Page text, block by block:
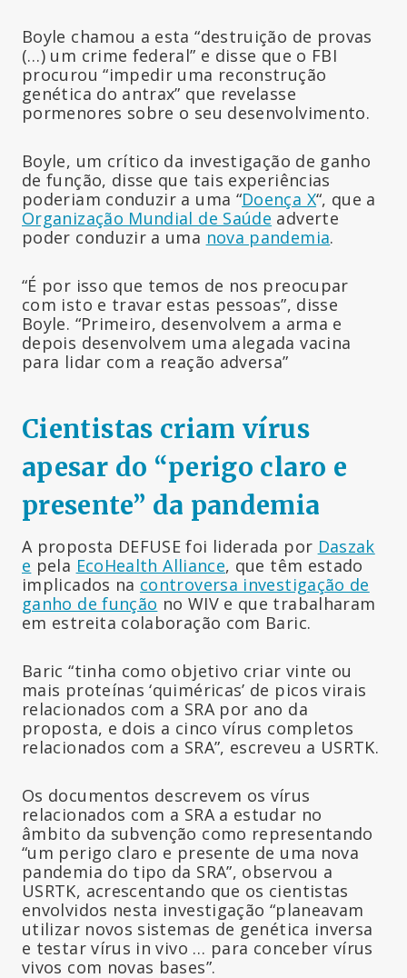
Boyle chamou a esta “destruição de provas
(…) um crime federal” e disse que o FBI
procurou “impedir uma reconstrução
genética do antrax” que revelasse
pormenores sobre o seu desenvolvimento.
Boyle, um crítico da investigação de ganho
de função, disse que tais experiências
poderiam conduzir a uma “Doença X“, que a
Organização Mundial de Saúde adverte
poder conduzir a uma nova pandemia.
“É por isso que temos de nos preocupar
com isto e travar estas pessoas”, disse
Boyle. “Primeiro, desenvolvem a arma e
depois desenvolvem uma alegada vacina
para lidar com a reação adversa”
Cientistas criam vírus
apesar do “perigo claro e
presente” da pandemia
A proposta DEFUSE foi liderada por Daszak
e pela EcoHealth Alliance, que têm estado
implicados na controversa investigação de
ganho de função no WIV e que trabalharam
em estreita colaboração com Baric.
Baric “tinha como objetivo criar vinte ou
mais proteínas ‘quiméricas’ de picos virais
relacionados com a SRA por ano da
proposta, e dois a cinco vírus completos
relacionados com a SRA”, escreveu a USRTK.
Os documentos descrevem os vírus
relacionados com a SRA a estudar no
âmbito da subvenção como representando
“um perigo claro e presente de uma nova
pandemia do tipo da SRA”, observou a
USRTK, acrescentando que os cientistas
envolvidos nesta investigação “planeavam
utilizar novos sistemas de genética inversa
e testar vírus in vivo … para conceber vírus
vivos com novas bases”.